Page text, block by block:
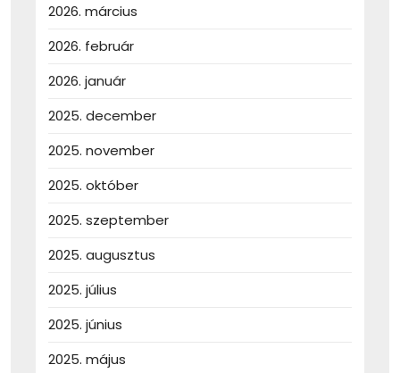
2026. március
2026. február
2026. január
2025. december
2025. november
2025. október
2025. szeptember
2025. augusztus
2025. július
2025. június
2025. május